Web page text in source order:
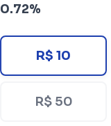
0.72%
R$ 10
R$ 50